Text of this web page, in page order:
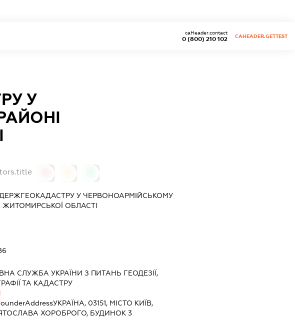
0 (800) 210 102
caHeader.contact
CAHEADER.GETTEST
У
ДЕРЖГЕОКАДАСТРУ У ЧЕРВОНОАРМІЙСЬКОМУ
ЖИТОМИРСЬКОЇ ОБЛАСТІ
СЛУЖБА УКРАЇНИ З ПИТАНЬ ГЕОДЕЗІЇ,
ТА КАДАСТРУ
УКРАЇНА, 03151, МІСТО КИЇВ,
ХОРОБРОГО, БУДИНОК 3